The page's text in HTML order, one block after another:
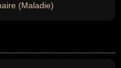
(Maladie)